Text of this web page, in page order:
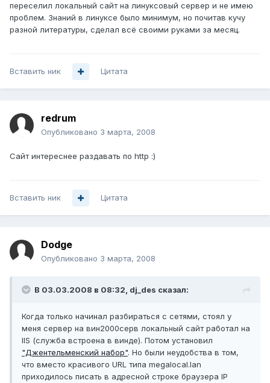
переселил локальный сайт на линуксовый сервер и не имею
проблем. Знаний в линуксе было минимум, но почитав кучу
разной литературы, сделал всё своими руками за месяц.
Вставить ник Цитата
redrum
Опубликовано 3 марта, 2008
Сайт интереснее раздавать по http :)
Вставить ник Цитата
Dodge
Опубликовано 3 марта, 2008
В 03.03.2008 в 08:32, dj_des сказал:
Когда только начинал разбираться с сетями, стоял у
меня сервер на вин2000серв локальный сайт работал на
IIS (служба встроена в винде). Потом установил
"Джентельменский набор". Но были неудобства в том,
что вместо красивого URL типа megalocal.lan
приходилось писать в адресной строке браузера IP